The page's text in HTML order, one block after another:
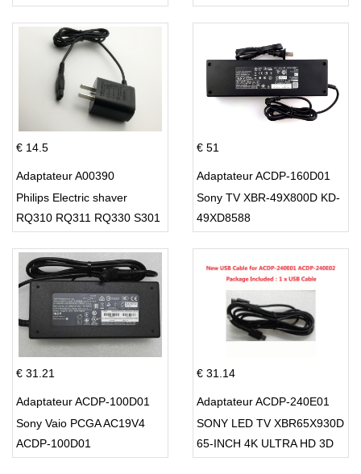
€ 14.5
Adaptateur A00390
Philips Electric shaver
RQ310 RQ311 RQ330 S301
€ 51
Adaptateur ACDP-160D01
Sony TV XBR-49X800D KD-
49XD8588
€ 31.21
Adaptateur ACDP-100D01
Sony Vaio PCGA AC19V4
ACDP-100D01
€ 31.14
Adaptateur ACDP-240E01
SONY LED TV XBR65X930D
65-INCH 4K ULTRA HD 3D